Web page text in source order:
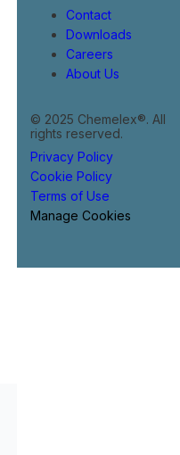
Contact
Downloads
Careers
About Us
© 2025 Chemelex®. All
rights reserved.
Privacy Policy
Cookie Policy
Terms of Use
Manage Cookies